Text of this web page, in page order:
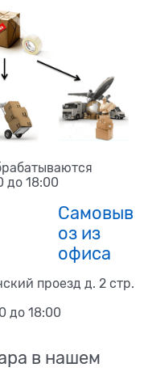
до 18:00
Самовыв
оз из
офиса
проезд д. 2 стр.
до 18:00
в нашем